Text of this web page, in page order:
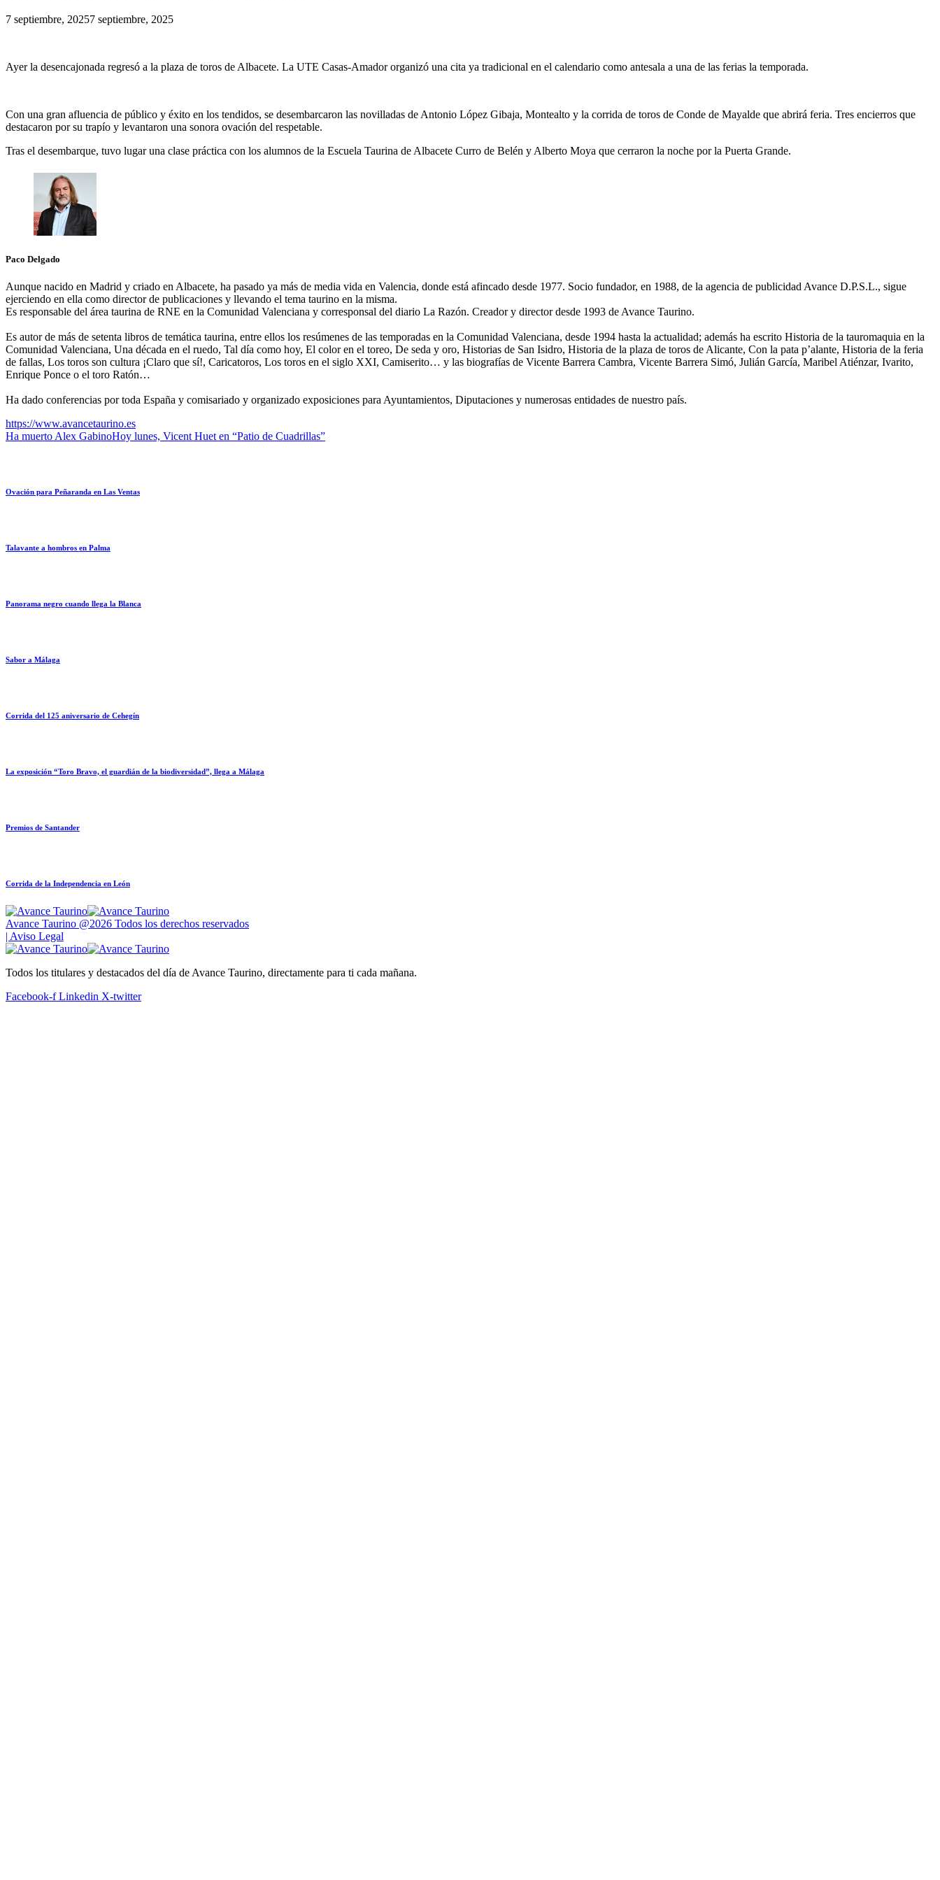
7 septiembre, 20257 septiembre, 2025
Ayer la desencajonada regresó a la plaza de toros de Albacete. La UTE Casas-Amador organizó una cita ya tradicional en el calendario como antesala a una de las ferias la temporada.
Con una gran afluencia de público y éxito en los tendidos, se desembarcaron las novilladas de Antonio López Gibaja, Montealto y la corrida de toros de Conde de Mayalde que abrirá feria. Tres encierros que
destacaron por su trapío y levantaron una sonora ovación del respetable.
Tras el desembarque, tuvo lugar una clase práctica con los alumnos de la Escuela Taurina de Albacete Curro de Belén y Alberto Moya que cerraron la noche por la Puerta Grande.
Paco Delgado
Aunque nacido en Madrid y criado en Albacete, ha pasado ya más de media vida en Valencia, donde está afincado desde 1977. Socio fundador, en 1988, de la agencia de publicidad Avance D.P.S.L., sigue
ejerciendo en ella como director de publicaciones y llevando el tema taurino en la misma.
Es responsable del área taurina de RNE en la Comunidad Valenciana y corresponsal del diario La Razón. Creador y director desde 1993 de Avance Taurino.
Es autor de más de setenta libros de temática taurina, entre ellos los resúmenes de las temporadas en la Comunidad Valenciana, desde 1994 hasta la actualidad; además ha escrito Historia de la tauromaquia en la
Comunidad Valenciana, Una década en el ruedo, Tal día como hoy, El color en el toreo, De seda y oro, Historias de San Isidro, Historia de la plaza de toros de Alicante, Con la pata p’alante, Historia de la feria
de fallas, Los toros son cultura ¡Claro que sí!, Caricatoros, Los toros en el siglo XXI, Camiserito… y las biografías de Vicente Barrera Cambra, Vicente Barrera Simó, Julián García, Maribel Atiénzar, Ivarito,
Enrique Ponce o el toro Ratón…
Ha dado conferencias por toda España y comisariado y organizado exposiciones para Ayuntamientos, Diputaciones y numerosas entidades de nuestro país.
https://www.avancetaurino.es
Ha muerto Alex GabinoHoy lunes, Vicent Huet en “Patio de Cuadrillas”
Ovación para Peñaranda en Las Ventas
Talavante a hombros en Palma
Panorama negro cuando llega la Blanca
Sabor a Málaga
Corrida del 125 aniversario de Cehegín
La exposición “Toro Bravo, el guardián de la biodiversidad”, llega a Málaga
Premios de Santander
Corrida de la Independencia en León
Avance Taurino @2026 Todos los derechos reservados
| Aviso Legal
Todos los titulares y destacados del día de Avance Taurino, directamente para ti cada mañana.
Facebook-f Linkedin X-twitter